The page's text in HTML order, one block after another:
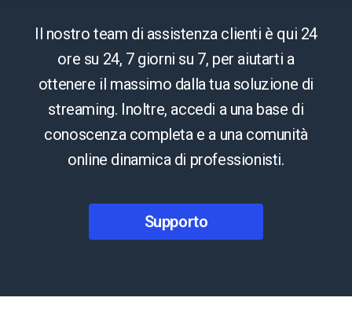
Il nostro team di assistenza clienti è qui 24
ore su 24, 7 giorni su 7, per aiutarti a
ottenere il massimo dalla tua soluzione di
streaming. Inoltre, accedi a una base di
conoscenza completa e a una comunità
online dinamica di professionisti.
Supporto